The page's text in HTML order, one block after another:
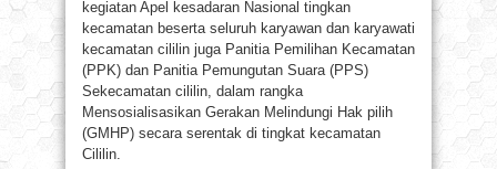
kegiatan Apel kesadaran Nasional tingkan
kecamatan beserta seluruh karyawan dan karyawati
kecamatan cililin juga Panitia Pemilihan Kecamatan
(PPK) dan Panitia Pemungutan Suara (PPS)
Sekecamatan cililin, dalam rangka
Mensosialisasikan Gerakan Melindungi Hak pilih
(GMHP) secara serentak di tingkat kecamatan
Cililin.